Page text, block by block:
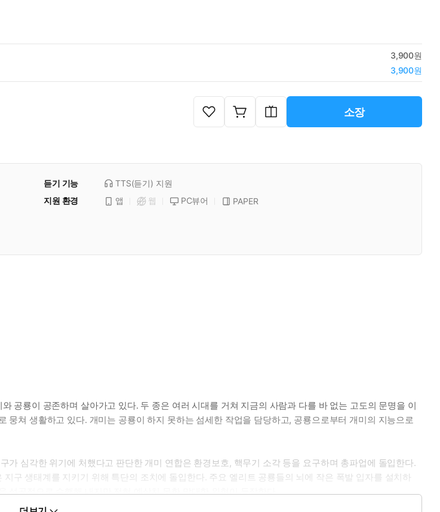
3,900원
3,900원
소장
듣기 기능 TTS(듣기) 지원
지원 환경 앱 웹 PC뷰어
PAPER
공룡이 공존하며 살아가고 있다. 두 종은 여러 시대를 거쳐 지금의 사람과 다를 바 없는 고도의 문명을 이
쳐 생활하고 있다. 개미는 공룡이 하지 못하는 섬세한 작업을 담당하고, 공룡으로부터 개미의 지능으로
심각한 위기에 처했다고 판단한 개미 연합은 환경보호, 핵무기 소각 등을 요구하며 총파업에 돌입한다.
구 생태계를 지키기 위해 특단의 조치에 돌입한다. 주요 엘리트 공룡들의 뇌에 작은 폭발 입자를 설치하
성공적으로 수행해 내지만 전혀 예상치 못한 막대한 위협이 등장한다.